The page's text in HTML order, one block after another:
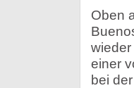
Oben
einer
bei